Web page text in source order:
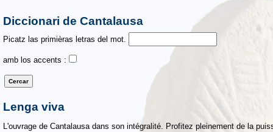
Diccionari de Cantalausa
Picatz las primièras letras del mot.
amb los accents :
Lenga viva
L'ouvrage de Cantalausa dans son intégralité. Profitez pleinement de la